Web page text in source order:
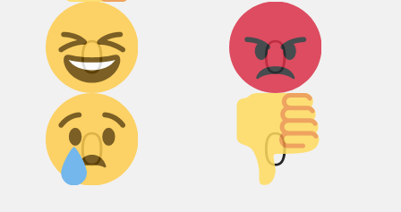
0 0
Дикий
смех!
0
Агрессия!
0
Грусть :(
Палец
вниз!